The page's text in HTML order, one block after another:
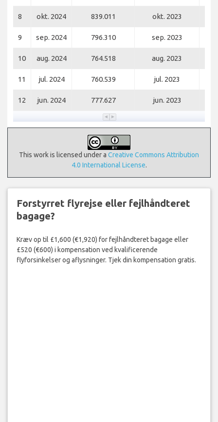
8 okt. 2024 839.011 okt. 2023
9 sep. 2024 796.310 sep. 2023
10 aug. 2024 764.518 aug. 2023
11 jul. 2024 760.539 jul. 2023
12 jun. 2024 777.627 jun. 2023
This work is licensed under a Creative Commons Attribution
4.0 International License.
Forstyrret flyrejse eller fejlhåndteret
bagage?
Kræv op til £1,600 (€1,920) for fejlhåndteret bagage eller
£520 (€600) i kompensation ved kvalificerende
flyforsinkelser og aflysninger. Tjek din kompensation gratis.